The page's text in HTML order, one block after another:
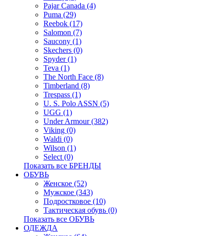
Pajar Canada (4)
Puma (29)
Reebok (17)
Salomon (7)
Saucony (1)
Skechers (0)
Spyder (1)
Teva (1)
The North Face (8)
Timberland (8)
Trespass (1)
U. S. Polo ASSN (5)
UGG (1)
Under Armour (382)
Viking (0)
Waldi (0)
Wilson (1)
Select (0)
Показать все БРЕНДЫ
ОБУВЬ
Женское (52)
Мужское (343)
Подростковое (10)
Тактическая обувь (0)
Показать все ОБУВЬ
ОДЕЖДА